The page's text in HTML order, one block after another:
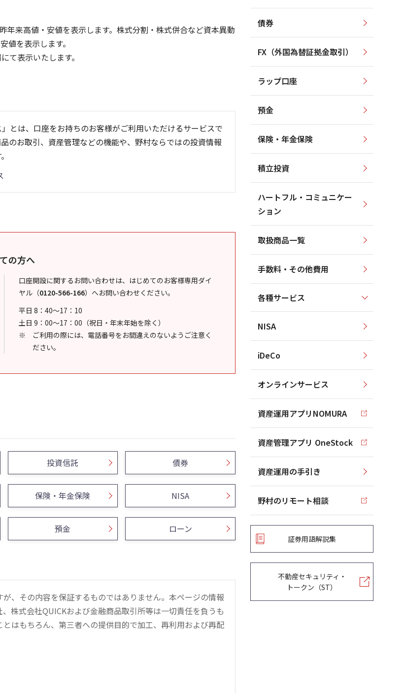
0
0
2
来高値・安値を表示します。株式分割・株式併合など資本異動
値を表示します。
て表示いたします。
」とは、口座をお持ちのお客様がご利用いただけるサービスで
のお取引、資産管理などの機能や、野村ならではの投資情報
の方へ
口座開設に関するお問い合わせは、はじめてのお客様専用ダイ
ヤル （0120-566-166） へお問い合わせください。
平日 8：40～17：10
土日 9：00～17：00（祝日・年末年始を除く）
ご利用の際には、電話番号をお間違えのないようご注意く
ださい。
投資信託 債券
保険・年金保険 NISA
預金 ローン
、その内容を保証するものではありません。本ページの情報
株式会社QUICKおよび金融商品取引所等は一切責任を負うも
はもちろん、第三者への提供目的で加工、再利用および再配
債券
FX（外国為替証拠金取引）
ラップ口座
預金
保険・年金保険
積立投資
ハートフル・コミュニケー
ション
取扱商品一覧
手数料・その他費用
各種サービス
NISA
iDeCo
オンラインサービス
資産運用アプリNOMURA
資産管理アプリ OneStock
資産運用の手引き
野村のリモート相談
証券用語解説集
不動産セキュリティ・
トークン（ST）